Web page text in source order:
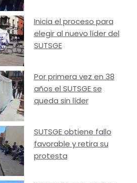
Inicia el proceso para
elegir al nuevo líder del
SUTSGE
Por primera vez en 38
años el SUTSGE se
queda sin líder
SUTSGE obtiene fallo
favorable y retira su
protesta